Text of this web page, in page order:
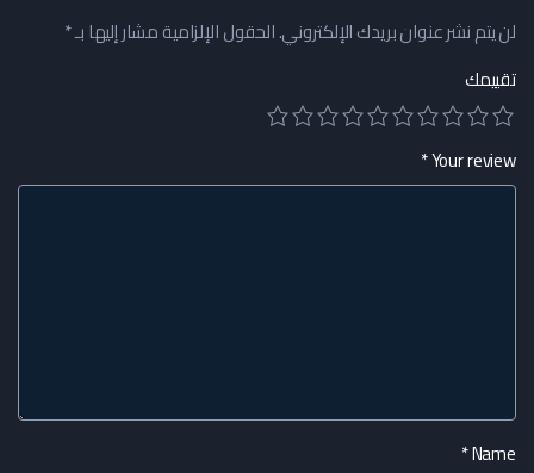
لن يتم نشر عنوان بريدك الإلكتروني.الحقول الإلزامية مشار إليها بـ*
تقييمك
Your review
*
Name
*